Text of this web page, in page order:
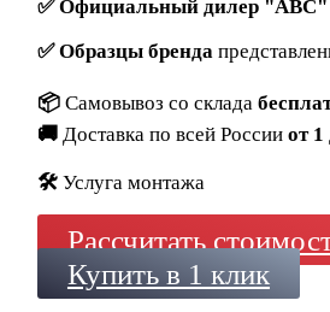
✅Официальный дилер "ABC"
✅Образцы бренда
📦 Самовывоз со склада
🚚 Доставка по всей России от 1
🛠️ Услуга монтажа
Рассчитать
Купить в 1 клик